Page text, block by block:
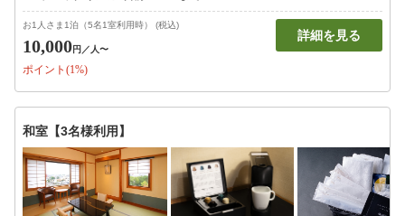
お1人さま1泊（5名1室利用時） (税込)
10,000円 ／人〜
ポイント(1%)
詳細を見る
和室【3名様利用】